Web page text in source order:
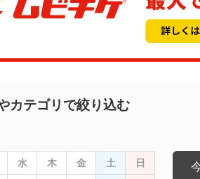
カテゴリで絞り込む
水 木 金 土 日